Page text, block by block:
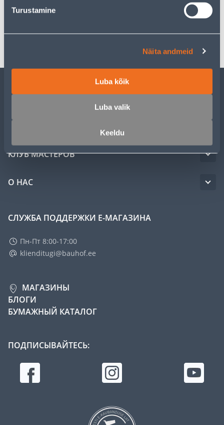
Turustamine
Näita andmeid
Luba kõik
Luba valik
Keeldu
Спецификация
Транспорт
ОБСЛУЖИВАНИЕ ЧАСТНЫХ КЛИЕНТОВ
КЛУБ МАСТЕРОВ
О НАС
СЛУЖБА ПОДДЕРЖКИ Е-МАГАЗИНА
Пн-Пт 8:00-17:00
klienditugi@bauhof.ee
МАГАЗИНЫ
БЛОГИ
БУМАЖНЫЙ КАТАЛОГ
ПОДПИСЫВАЙТЕСЬ: